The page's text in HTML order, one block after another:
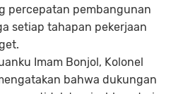
percepatan pembangunan
setiap tahapan pekerjaan
Imam Bonjol, Kolonel
bahwa dukungan